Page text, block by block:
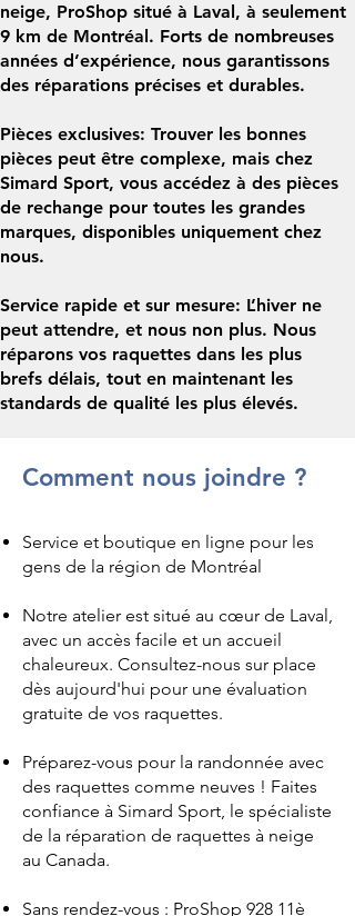
neige, ProShop situé à Laval, à seulement
9 km de Montréal. Forts de nombreuses
années d’expérience, nous garantissons
des réparations précises et durables.
Pièces exclusives: Trouver les bonnes
pièces peut être complexe, mais chez
Simard Sport, vous accédez à des pièces
de rechange pour toutes les grandes
marques, disponibles uniquement chez
nous.
Service rapide et sur mesure: L’hiver ne
peut attendre, et nous non plus. Nous
réparons vos raquettes dans les plus
brefs délais, tout en maintenant les
standards de qualité les plus élevés.
Comment nous joindre ?
Service et boutique en ligne pour les
gens de la région de Montréal
Notre atelier est situé au cœur de Laval,
avec un accès facile et un accueil
chaleureux. Consultez-nous sur place
dès aujourd'hui pour une évaluation
gratuite de vos raquettes.
Préparez-vous pour la randonnée avec
des raquettes comme neuves ! Faites
confiance à Simard Sport, le spécialiste
de la réparation de raquettes à neige
au Canada.
Sans rendez-vous : ProShop 928 11è